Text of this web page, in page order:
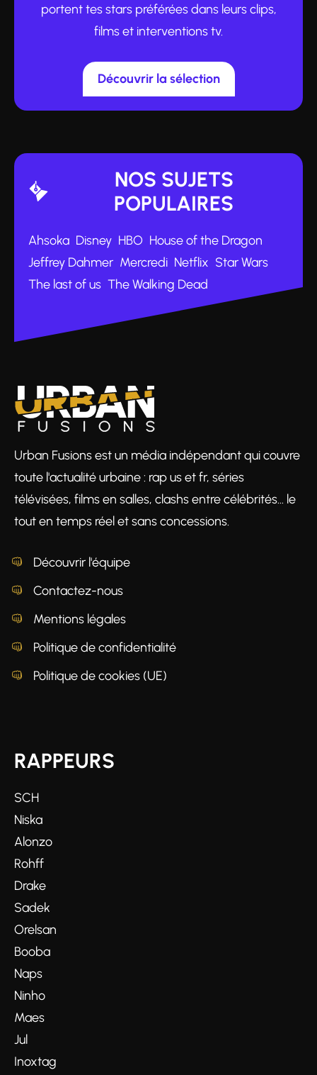
portent tes stars préférées dans leurs clips,
films et interventions tv.
Découvrir la sélection
Urban Fusions est un média indépendant qui couvre
toute l'actualité urbaine : rap us et fr, séries
télévisées, films en salles, clashs entre célébrités… le
tout en temps réel et sans concessions.
Découvrir l'équipe
Contactez-nous
Mentions légales
Politique de confidentialité
Politique de cookies (UE)
RAPPEURS
SCH
Niska
Alonzo
Rohff
Drake
Sadek
Orelsan
Booba
Naps
Ninho
Maes
Jul
Inoxtag
NOS SUJETS
POPULAIRES
Ahsoka Disney HBO House of the Dragon
Jeffrey Dahmer Mercredi Netflix Star Wars
The last of us The Walking Dead